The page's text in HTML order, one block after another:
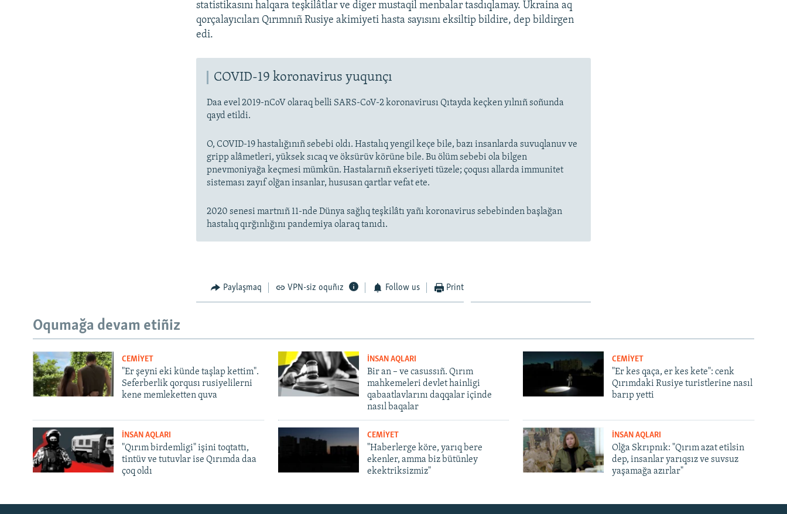
Русский
statistikasını halqara teşkilâtlar ve diger mustaqil menbalar tasdıqlamay. Ukraina aq
qorçalayıcıları Qırımnıñ Rusiye akimiyeti hasta sayısını eksiltip bildire, dep bildirgen
edi.
COVID-19 koronavirus yuqunçı
Daa evel 2019-nCoV olaraq belli SARS-CoV-2 koronavirusı Qıtayda keçken yılnıñ soñunda
qayd etildi.
O, COVID-19 hastalığınıñ sebebi oldı. Hastalıq yengil keçe bile, bazı insanlarda suvuqlanuv ve
gripp alâmetleri, yüksek sıcaq ve öksürüv körüne bile. Bu ölüm sebebi ola bilgen
pnevmoniyağa keçmesi mümkün. Hastalarnıñ ekseriyeti tüzele; çoqusı allarda immunitet
sisteması zayıf olğan insanlar, hususan qartlar vefat ete.
2020 senesi martnıñ 11-nde Dünya sağlıq teşkilâtı yañı koronavirus sebebinden başlağan
hastalıq qırğınlığını pandemiya olaraq tanıdı.
Paylaşmaq VPN-siz oquñız Follow us Print
Oqumağa devam etiñiz
CEMİYET
"Er şeyni eki künde taşlap kettim".
Seferberlik qorqusı rusiyelilerni
kene memleketten quva
İNSAN AQLARI
Bir an – ve casussıñ. Qırım
mahkemeleri devlet hainligi
qabaatlavlarını daqqalar içinde
nasıl baqalar
CEMİYET
"Er kes qaça, er kes kete": cenk
Qırımdaki Rusiye turistlerine nasıl
barıp yetti
İNSAN AQLARI
"Qırım birdemligi" işini toqtattı,
tintüv ve tutuvlar ise Qırımda daa
çoq oldı
CEMİYET
"Haberlerge köre, yarıq bere
ekenler, amma biz bütünley
ekektriksizmiz"
İNSAN AQLARI
Olğa Skrıpnık: "Qırım azat etilsin
dep, insanlar yarıqsız ve suvsuz
yaşamağa azırlar"